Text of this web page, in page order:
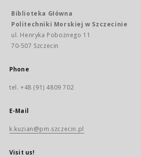
Biblioteka Główna
Politechniki Morskiej w Szczecinie
ul. Henryka Pobożnego 11
70-507 Szczecin
Phone
tel. +48 (91) 4809 702
E-Mail
k.kuzian@pm.szczecin.pl
Visit us!